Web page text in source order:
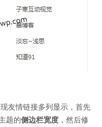
友情链接多列显示，首先
题的侧边栏宽度 ，然后修